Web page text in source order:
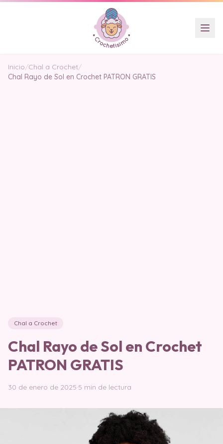
Inicio/Chal a Crochet/
Chal Rayo de Sol en Crochet PATRON GRATIS
Chal a Crochet
Chal Rayo de Sol en Crochet
PATRON GRATIS
30 de enero de 2025·5 min de lectura